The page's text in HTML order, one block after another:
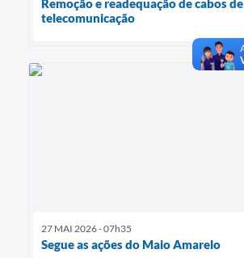
Remoção e readequação de cabos de
telecomunicação
27 MAI 2026 - 07h35
Segue as ações do Maio Amarelo